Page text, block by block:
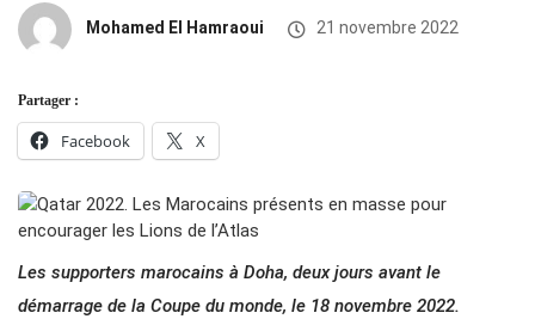
Mohamed El Hamraoui 21 novembre 2022
Partager :
Facebook X
Les supporters marocains à Doha, deux jours avant le
démarrage de la Coupe du monde, le 18 novembre 2022.